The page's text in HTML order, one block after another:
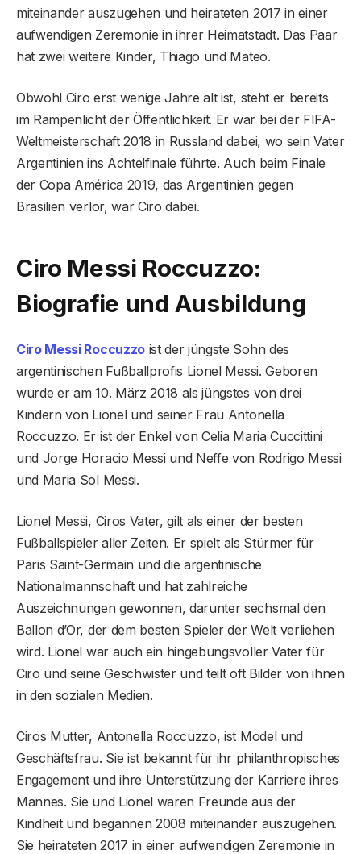
miteinander auszugehen und heirateten 2017 in einer
aufwendigen Zeremonie in ihrer Heimatstadt. Das Paar
hat zwei weitere Kinder, Thiago und Mateo.
Obwohl Ciro erst wenige Jahre alt ist, steht er bereits
im Rampenlicht der Öffentlichkeit. Er war bei der FIFA-
Weltmeisterschaft 2018 in Russland dabei, wo sein Vater
Argentinien ins Achtelfinale führte. Auch beim Finale
der Copa América 2019, das Argentinien gegen
Brasilien verlor, war Ciro dabei.
Ciro Messi Roccuzzo:
Biografie und Ausbildung
Ciro Messi Roccuzzoist der jüngste Sohn des
argentinischen Fußballprofis Lionel Messi. Geboren
wurde er am 10. März 2018 als jüngstes von drei
Kindern von Lionel und seiner Frau Antonella
Roccuzzo. Er ist der Enkel von Celia Maria Cuccittini
und Jorge Horacio Messi und Neffe von Rodrigo Messi
und Maria Sol Messi.
Lionel Messi, Ciros Vater, gilt als einer der besten
Fußballspieler aller Zeiten. Er spielt als Stürmer für
Paris Saint-Germain und die argentinische
Nationalmannschaft und hat zahlreiche
Auszeichnungen gewonnen, darunter sechsmal den
Ballon d’Or, der dem besten Spieler der Welt verliehen
wird. Lionel war auch ein hingebungsvoller Vater für
Ciro und seine Geschwister und teilt oft Bilder von ihnen
in den sozialen Medien.
Ciros Mutter, Antonella Roccuzzo, ist Model und
Geschäftsfrau. Sie ist bekannt für ihr philanthropisches
Engagement und ihre Unterstützung der Karriere ihres
Mannes. Sie und Lionel waren Freunde aus der
Kindheit und begannen 2008 miteinander auszugehen.
Sie heirateten 2017 in einer aufwendigen Zeremonie in